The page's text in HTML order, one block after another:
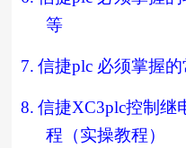
等
7. 信捷plc 必须掌握
8. 信捷XC3plc控制继
程（实操教程）